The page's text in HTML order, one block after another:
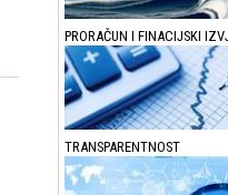
PRORAČUN I FINACIJSKI
TRANSPARENTNOST